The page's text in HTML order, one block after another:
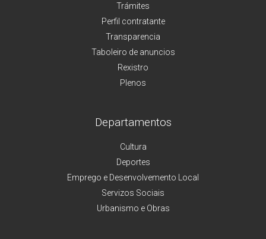
Trámites
Perfil contratante
Transparencia
Taboleiro de anuncios
Rexistro
Plenos
Departamentos
Cultura
Deportes
Emprego e Desenvolvemento Local
Servizos Sociais
Urbanismo e Obras